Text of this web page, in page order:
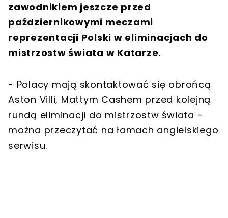
zawodnikiem jeszcze przed
październikowymi meczami
reprezentacji Polski w eliminacjach do
mistrzostw świata w Katarze.
- Polacy mają skontaktować się obrońcą
Aston Villi, Mattym Cashem przed kolejną
rundą eliminacji do mistrzostw świata -
można przeczytać na łamach angielskiego
serwisu.